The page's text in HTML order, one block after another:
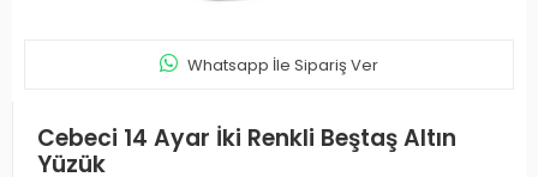
Whatsapp İle Sipariş Ver
Cebeci 14 Ayar İki Renkli Beştaş Altın
Yüzük